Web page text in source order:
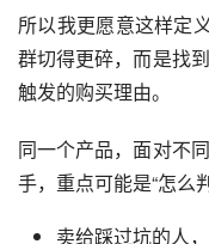
所以我更愿意这样定
群切得更碎，而是找
触发的购买理由。
同一个产品，面对不
手，重点可能是“怎么
卖给踩过坑的人